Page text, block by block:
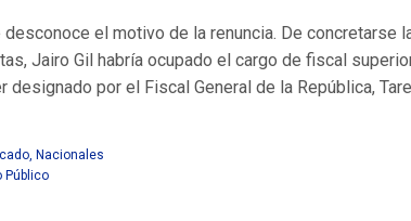
desconoce el motivo de la renuncia. De concretarse
Jairo Gil habría ocupado el cargo de fiscal
designado por el Fiscal General de la República,
, Nacionales
Público